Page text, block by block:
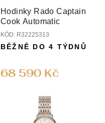
Hodinky Rado Captain
Cook Automatic
KÓD: R32225313
68 590 Kč
BĚŽNĚ DO 4 TÝDNŮ